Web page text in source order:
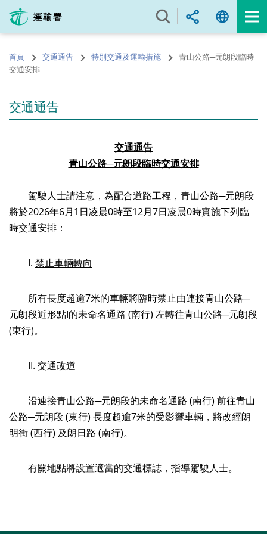
內
的
開
首頁 交通通告 特別交通及運輸措施
青山公路─元朗段臨時
交通安排
交通通告
交通通告
青山公路─元朗段臨時交通安排
駕駛人士請注意，為配合道路工程，青山公路─元朗段
將於2026年6月1日凌晨0時至12月7日凌晨0時實施下列臨
時交通安排：
I. 禁止車輛轉向
所有長度超逾7米的車輛將臨時禁止由連接青山公路─
元朗段近形點I的未命名通路 (南行) 左轉往青山公路─元朗段
(東行)。
II. 交通改道
沿連接青山公路─元朗段的未命名通路 (南行) 前往青山
公路─元朗段 (東行) 長度超逾7米的受影響車輛，將改經朗
明街 (西行) 及朗日路 (南行)。
有關地點將設置適當的交通標誌，指導駕駛人士。